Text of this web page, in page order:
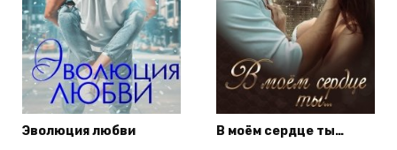
Эволюция любви В моём сердце ты…